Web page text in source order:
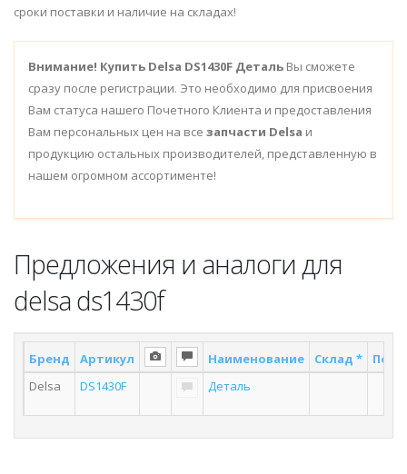
сроки поставки и наличие на складах!
Внимание! Купить Delsa DS1430F Деталь Вы сможете
сразу после регистрации. Это необходимо для присвоения
Вам статуса нашего Почетного Клиента и предоставления
Вам персональных цен на все запчасти Delsa и
продукцию остальных производителей, представленную в
нашем огромном ассортименте!
Предложения и аналоги для
delsa ds1430f
Бренд Артикул Наименование Склад *
Delsa
DS1430F Деталь